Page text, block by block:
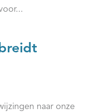
naar onze